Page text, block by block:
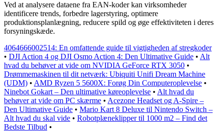
Ved at analysere dataene fra EAN-koder kan virksomheder
identificere trends, forbedre lagerstyring, optimere
produktionsplanlægning, reducere spild og øge effektiviteten i deres
forsyningskæde.
4064666002514: En omfattende guide til vigtigheden af stregkoder
• DJI Action 4 og DJI Osmo Action 4: Den Ultimative Guide • Alt
hvad du behøver at vide om NVIDIA GeForce RTX 3050 •
Drømmemaskinen til dit netværk: Ubiquiti Unifi Dream Machine
(UDM) • AMD Ryzen 5 5600X: Forøg Din Computeroplevelse •
Ninebot Gokart – Den ultimative køreoplevelse • Alt hvad du
behøver at vide om PC skærme • Acezone Headset og A-Spire –
Den Ultimative Guide • Mario Kart 8 Deluxe til Nintendo Switch –
Alt hvad du skal vide • Robotplæneklipper til 1000 m2 – Find det
Bedste Tilbud •